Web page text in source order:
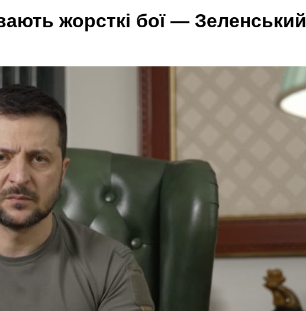
жорсткі бої — Зеленський